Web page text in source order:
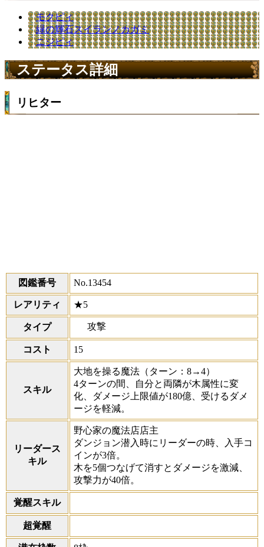
モクピィ
緑の輝石スイランノカガミ
ニジピィ
ステータス詳細
リヒター
図鑑番号 No.13454
レアリティ ★5
タイプ 攻撃
コスト 15
スキル
大地を操る魔法 （ターン：8→4）
4ターンの間、自分と両隣が木属性に変
化、ダメージ上限値が180億、受けるダメ
ージを軽減。
リーダース
キル
野心家の魔法店店主
ダンジョン潜入時にリーダーの時、入手コ
インが3倍。
木を5個つなげて消すとダメージを激減、
攻撃力が40倍。
覚醒スキル
超覚醒